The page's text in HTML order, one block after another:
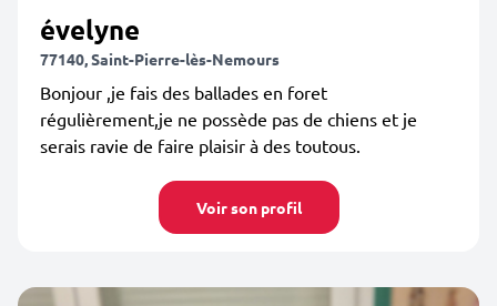
évelyne
77140, Saint-Pierre-lès-Nemours
Bonjour ,je fais des ballades en foret
régulièrement,je ne possède pas de chiens et je
serais ravie de faire plaisir à des toutous.
Voir son profil